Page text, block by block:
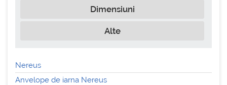
Dimensiuni
Alte
Nereus
Anvelope de iarna Nereus